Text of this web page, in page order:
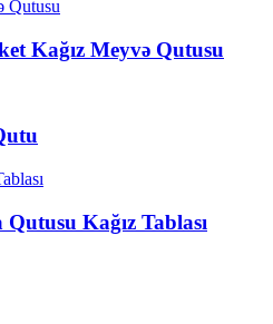
Kağız Meyvə Qutusu
Kağız Tablası